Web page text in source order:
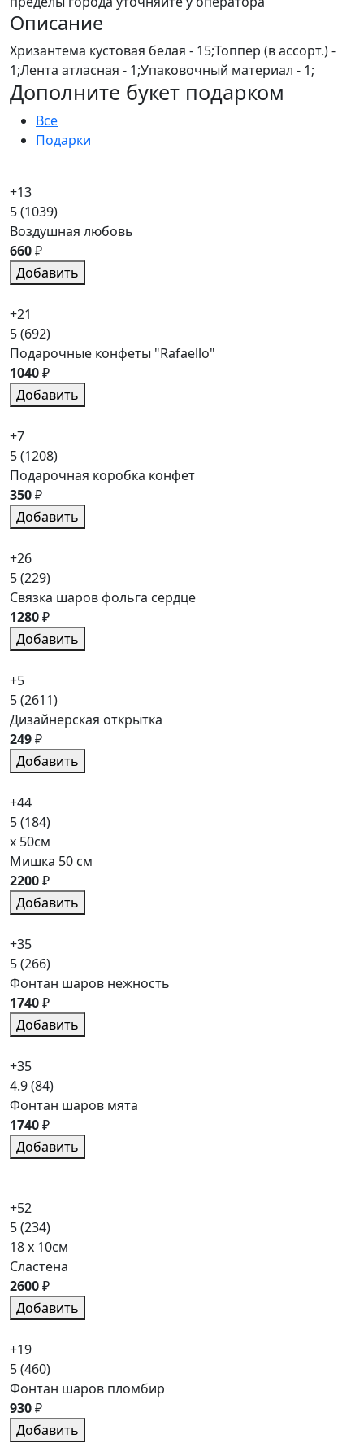
Описание
Хризантема кустовая белая - 15;Топпер (в ассорт.) -
1;Лента атласная - 1;Упаковочный материал - 1;
Дополните букет подарком
Все
Подарки
+13
5(1039)
Воздушная любовь
660₽
Добавить
+21
5(692)
Подарочные конфеты "Rafaello"
1040₽
Добавить
+7
5(1208)
Подарочная коробка конфет
350₽
Добавить
+26
5(229)
Связка шаров фольга сердце
1280₽
Добавить
+5
5(2611)
Дизайнерская открытка
249₽
Добавить
+44
5(184)
x 50см
Мишка 50 см
2200₽
Добавить
+35
5(266)
Фонтан шаров нежность
1740₽
Добавить
+35
4.9(84)
Фонтан шаров мята
1740₽
Добавить
+52
5(234)
18 x 10см
Сластена
2600₽
Добавить
+19
5(460)
Фонтан шаров пломбир
930₽
Добавить